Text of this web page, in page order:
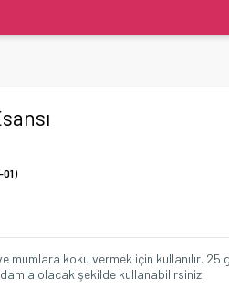
mumlara koku vermek için kullanılır. 25
olacak şekilde kullanabilirsiniz.